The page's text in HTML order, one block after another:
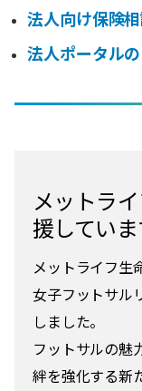
法人向け保険
法人ポータル
メットラ
援していま
メットライフ生
女子フットサル
しました。
フットサルの魅
絆を強化する新